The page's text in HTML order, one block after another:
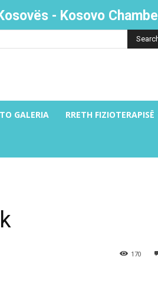
- Kosovo
GALERIA RRETH FIZIOTERAPISË
170